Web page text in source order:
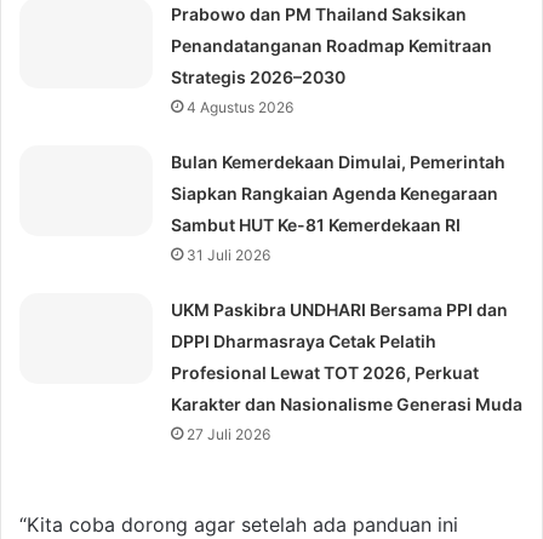
Prabowo dan PM Thailand Saksikan
Penandatanganan Roadmap Kemitraan
Strategis 2026–2030
4 Agustus 2026
Bulan Kemerdekaan Dimulai, Pemerintah
Siapkan Rangkaian Agenda Kenegaraan
Sambut HUT Ke-81 Kemerdekaan RI
31 Juli 2026
UKM Paskibra UNDHARI Bersama PPI dan
DPPI Dharmasraya Cetak Pelatih
Profesional Lewat TOT 2026, Perkuat
Karakter dan Nasionalisme Generasi Muda
27 Juli 2026
“Kita coba dorong agar setelah ada panduan ini